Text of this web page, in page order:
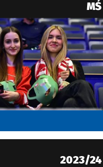
2023/